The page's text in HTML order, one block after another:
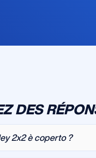
DES
2x2 è coperto ?